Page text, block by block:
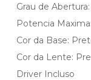
Grau de
Potencia
Cor da Base:
Cor da Lente:
Driver Incluso